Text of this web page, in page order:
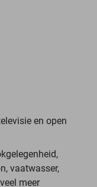
en open
vaatwasser,
meer